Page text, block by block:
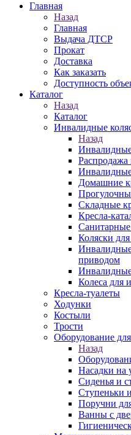
Главная
Назад
Главная
Выдача ДТСР
Прокат
Доставка
Как заказать
Доступность
Каталог
Назад
Каталог
Инвалидные
Назад
Инвалидные
Распродажа
Домашние
Складные
Кресла-
Санитарные
Коляски
Инвалидные
приводом
Колеса для
Кресла-туалеты
Ходунки
Костыли
Трости
Оборудование
Назад
Насадки на
Сиденья и
Ступеньки
Поручни
Ванны с